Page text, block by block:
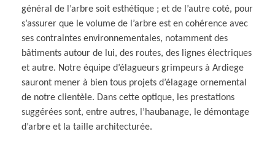
général de l’arbre soit esthétique ; et de l’autre coté, pour
s’assurer que le volume de l’arbre est en cohérence avec
ses contraintes environnementales, notamment des
bâtiments autour de lui, des routes, des lignes électriques
et autre. Notre équipe d’élagueurs grimpeurs à Ardiege
sauront mener à bien tous projets d’élagage ornemental
de notre clientèle. Dans cette optique, les prestations
suggérées sont, entre autres, l’haubanage, le démontage
d’arbre et la taille architecturée.